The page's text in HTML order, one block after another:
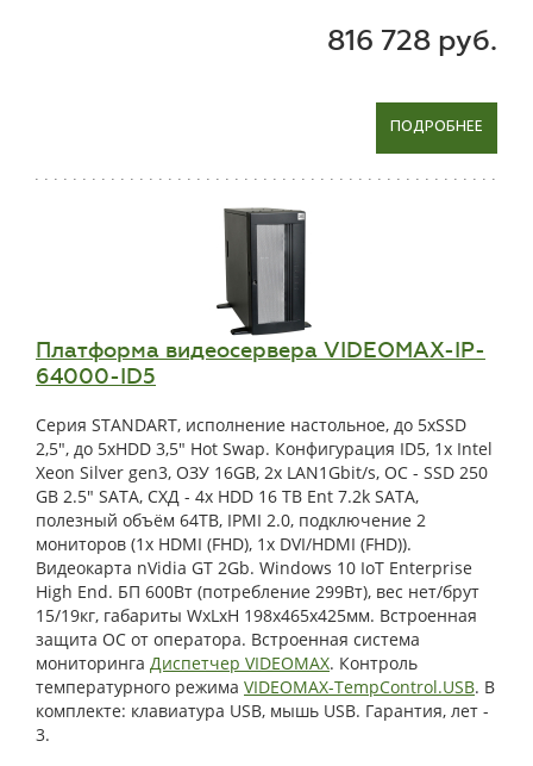
816 728 руб.
ПОДРОБНЕЕ
Платформа видеосервера VIDEOMAX-IP-
64000-ID5
Серия STANDART, исполнение настольное, до 5xSSD
2,5", до 5xHDD 3,5" Hot Swap. Конфигурация ID5, 1x Intel
Xeon Silver gen3, ОЗУ 16GB, 2x LAN1Gbit/s, OС - SSD 250
GB 2.5" SATA, СХД - 4x HDD 16 TB Ent 7.2k SATA,
полезный объём 64TB, IPMI 2.0, подключение 2
мониторов (1x HDMI (FHD), 1x DVI/HDMI (FHD)).
Видеокарта nVidia GT 2Gb. Windows 10 IoT Enterprise
High End. БП 600Вт (потребление 299Вт), вес нет/брут
15/19кг, габариты WxLxH 198x465x425мм. Встроенная
защита ОС от оператора. Встроенная система
мониторинга Диспетчер VIDEOMAX. Контроль
температурного режима VIDEOMAX-TempControl.USB. В
комплекте: клавиатура USB, мышь USB. Гарантия, лет -
3.